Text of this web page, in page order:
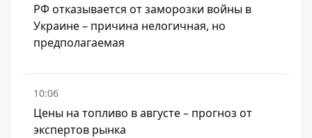
РФ отказывается от заморозки войны в
Украине – причина нелогичная, но
предполагаемая
10:06
Цены на топливо в августе – прогноз от
экспертов рынка